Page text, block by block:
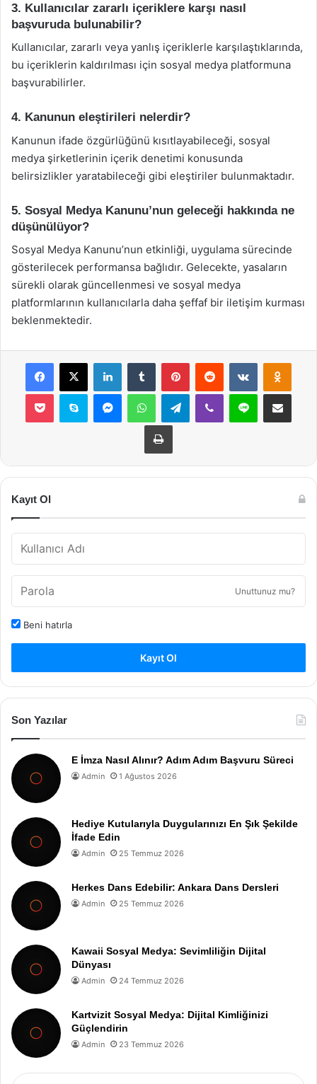
3. Kullanıcılar zararlı içeriklere karşı nasıl
başvuruda bulunabilir?
Kullanıcılar, zararlı veya yanlış içeriklerle karşılaştıklarında,
bu içeriklerin kaldırılması için sosyal medya platformuna
başvurabilirler.
4. Kanunun eleştirileri nelerdir?
Kanunun ifade özgürlüğünü kısıtlayabileceği, sosyal
medya şirketlerinin içerik denetimi konusunda
belirsizlikler yaratabileceği gibi eleştiriler bulunmaktadır.
5. Sosyal Medya Kanunu’nun geleceği hakkında ne
düşünülüyor?
Sosyal Medya Kanunu’nun etkinliği, uygulama sürecinde
gösterilecek performansa bağlıdır. Gelecekte, yasaların
sürekli olarak güncellenmesi ve sosyal medya
platformlarının kullanıcılarla daha şeffaf bir iletişim kurması
beklenmektedir.
Facebook
X LinkedInTumblr PinterestReddit VKontakte
Pocket Skype MessengerWhatsAppTelegramViber Line E-Posta ile
Yazdır
Kayıt Ol
Unuttunuz mu?
Beni hatırla
Kayıt Ol
Son Yazılar
E İmza Nasıl Alınır? Adım Adım Başvuru Süreci
Admin 1 Ağustos 2026
Hediye Kutularıyla Duygularınızı En Şık Şekilde
İfade Edin
Admin 25 Temmuz 2026
Herkes Dans Edebilir: Ankara Dans Dersleri
Admin 25 Temmuz 2026
Kawaii Sosyal Medya: Sevimliliğin Dijital
Dünyası
Admin 24 Temmuz 2026
Kartvizit Sosyal Medya: Dijital Kimliğinizi
Güçlendirin
Admin 23 Temmuz 2026